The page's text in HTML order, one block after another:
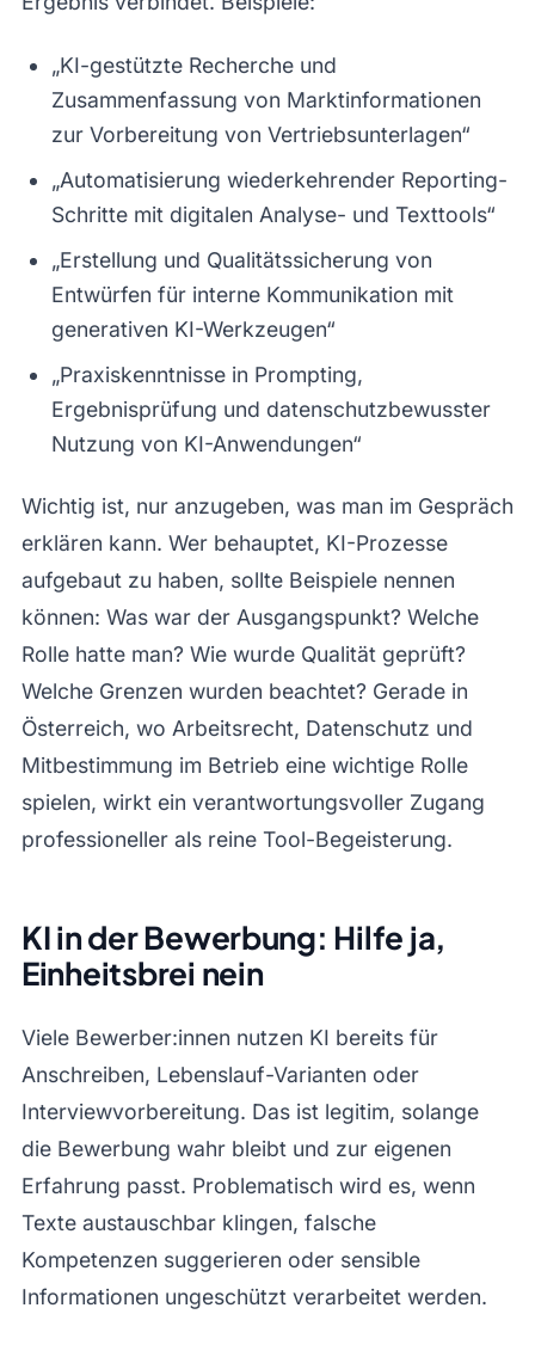
„KI-gestützte Recherche und
Zusammenfassung von Marktinformationen
zur Vorbereitung von Vertriebsunterlagen“
„Automatisierung wiederkehrender Reporting-
Schritte mit digitalen Analyse- und Texttools“
„Erstellung und Qualitätssicherung von
Entwürfen für interne Kommunikation mit
generativen KI-Werkzeugen“
„Praxiskenntnisse in Prompting,
Ergebnisprüfung und datenschutzbewusster
Nutzung von KI-Anwendungen“
Wichtig ist, nur anzugeben, was man im Gespräch
erklären kann. Wer behauptet, KI-Prozesse
aufgebaut zu haben, sollte Beispiele nennen
können: Was war der Ausgangspunkt? Welche
Rolle hatte man? Wie wurde Qualität geprüft?
Welche Grenzen wurden beachtet? Gerade in
Österreich, wo Arbeitsrecht, Datenschutz und
Mitbestimmung im Betrieb eine wichtige Rolle
spielen, wirkt ein verantwortungsvoller Zugang
professioneller als reine Tool-Begeisterung.
KI in der Bewerbung: Hilfe ja,
Einheitsbrei nein
Viele Bewerber:innen nutzen KI bereits für
Anschreiben, Lebenslauf-Varianten oder
Interviewvorbereitung. Das ist legitim, solange
die Bewerbung wahr bleibt und zur eigenen
Erfahrung passt. Problematisch wird es, wenn
Texte austauschbar klingen, falsche
Kompetenzen suggerieren oder sensible
Informationen ungeschützt verarbeitet werden.